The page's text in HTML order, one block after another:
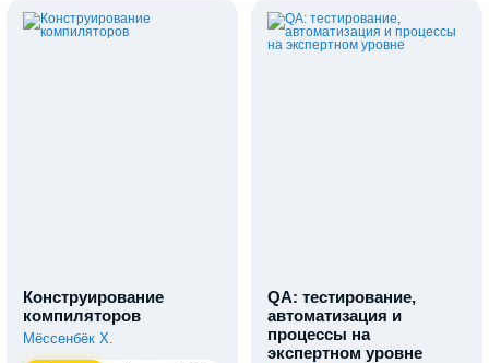
Конструирование
компиляторов
Мёссенбёк Х.
QA: тестирование,
автоматизация и
процессы на
экспертном уровне